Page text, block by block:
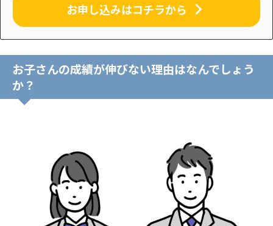
お申し込みはコチラから
お子さんの成績が伸びない理由はなんでしょう
か？